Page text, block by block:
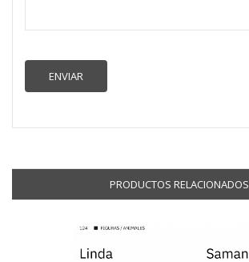
PRODUCTOS RELACIONADOS